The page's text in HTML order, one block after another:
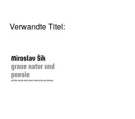
Verwandte Titel: